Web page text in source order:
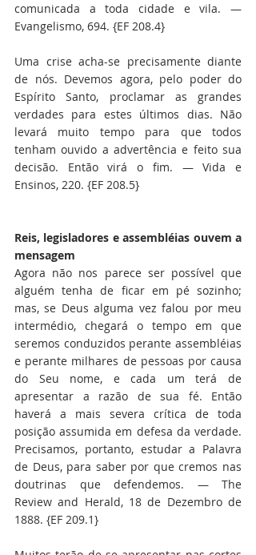
comunicada a toda cidade e vila. —
Evangelismo, 694. {EF 208.4}
Uma crise acha-se precisamente diante
de nós. Devemos agora, pelo poder do
Espírito Santo, proclamar as grandes
verdades para estes últimos dias. Não
levará muito tempo para que todos
tenham ouvido a advertência e feito sua
decisão. Então virá o fim. — Vida e
Ensinos, 220. {EF 208.5}
Reis, legisladores e assembléias ouvem a
mensagem
Agora não nos parece ser possível que
alguém tenha de ficar em pé sozinho;
mas, se Deus alguma vez falou por meu
intermédio, chegará o tempo em que
seremos conduzidos perante assembléias
e perante milhares de pessoas por causa
do Seu nome, e cada um terá de
apresentar a razão de sua fé. Então
haverá a mais severa crítica de toda
posição assumida em defesa da verdade.
Precisamos, portanto, estudar a Palavra
de Deus, para saber por que cremos nas
doutrinas que defendemos. — The
Review and Herald, 18 de Dezembro de
1888. {EF 209.1}